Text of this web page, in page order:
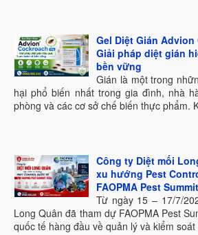
Gel Diệt Gián
Giải pháp diệt gián
bền vững
Gián là một trong
hại phổ biến nhất trong gia đình, nhà
phòng và các cơ sở chế biến thực phẩm.
Công ty Diệt mối
xu hướng Pest
FAOPMA Pest
Từ ngày 15 – 17/7/
Long Quân đã tham dự FAOPMA Pest
quốc tế hàng đầu về quản lý và kiểm